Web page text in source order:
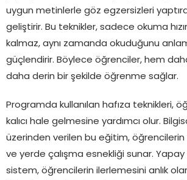
uygun metinlerle göz egzersizleri
geliştirir. Bu teknikler, sadece okuma
kalmaz, aynı zamanda okuduğunu
güçlendirir. Böylece öğrenciler, hem
daha derin bir şekilde öğrenme sağlar.
Programda kullanılan hafıza teknikleri,
kalıcı hale gelmesine yardımcı olur.
üzerinden verilen bu eğitim, öğrencilerin
ve yerde çalışma esnekliği sunar. Yapay
sistem, öğrencilerin ilerlemesini anlık